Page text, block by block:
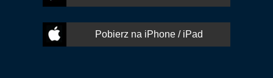
Pobierz na iPhone / iPad